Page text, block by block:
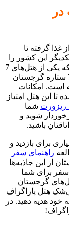
گرفته تا
این کشور را
زیبا کرده است. اما شاید دور از انتظارتان باشد که یکی از هتل‌های 7
ستاره دنیا در این کشور قرار گرفته باشد! هتل 7 ستاره گرجستان
است. امکانات
این هتل امتیاز
ریزورت شما
شوید و
باشید.
برای بازدید و
راهنمای سفر
7 ستاره گرجستان از این جاذبه‌ها
سفر برای شما
گرجستان
هتل پاراگراف
هدیه دهید. در